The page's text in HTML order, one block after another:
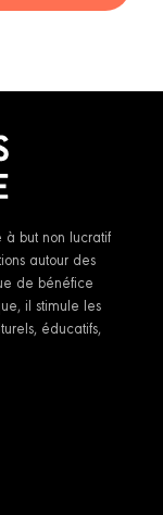
à but non lucratif
autour des
de bénéfice
il stimule les
éducatifs,